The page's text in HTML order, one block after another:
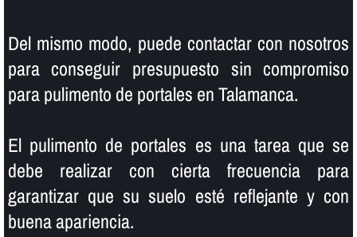
Del mismo modo, puede contactar con nosotros
para conseguir presupuesto sin compromiso
para pulimento de portales en Talamanca.
El pulimento de portales es una tarea que se
debe realizar con cierta frecuencia para
garantizar que su suelo esté reflejante y con
buena apariencia.